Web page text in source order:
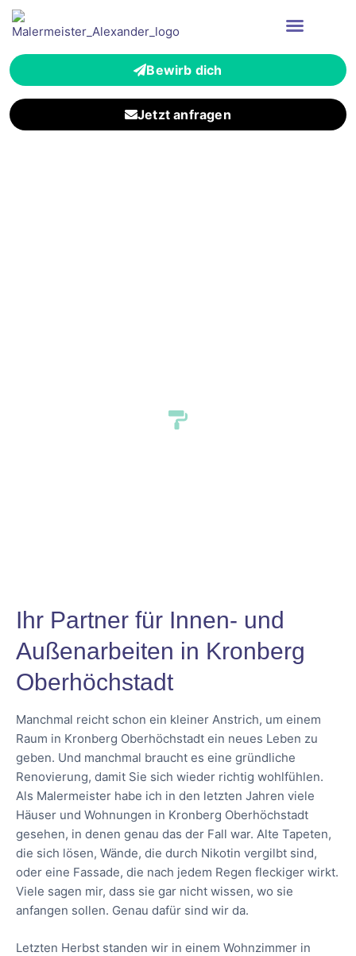
Bewirb dich
Jetzt anfragen
Ihr Partner für Innen- und
Außenarbeiten in Kronberg
Oberhöchstadt
Manchmal reicht schon ein kleiner Anstrich, um einem
Raum in Kronberg Oberhöchstadt ein neues Leben zu
geben. Und manchmal braucht es eine gründliche
Renovierung, damit Sie sich wieder richtig wohlfühlen.
Als Malermeister habe ich in den letzten Jahren viele
Häuser und Wohnungen in Kronberg Oberhöchstadt
gesehen, in denen genau das der Fall war. Alte Tapeten,
die sich lösen, Wände, die durch Nikotin vergilbt sind,
oder eine Fassade, die nach jedem Regen fleckiger wirkt.
Viele sagen mir, dass sie gar nicht wissen, wo sie
anfangen sollen. Genau dafür sind wir da.
Letzten Herbst standen wir in einem Wohnzimmer in